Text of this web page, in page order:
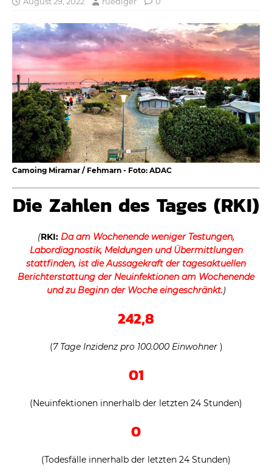
Camoing Miramar / Fehmarn - Foto: ADAC
Die Zahlen des Tages (RKI)
(RKI: Da am Wochenende weniger Testungen,
Labordiagnostik, Meldungen und Übermittlungen
stattfinden, ist die Aussagekraft der tagesaktuellen
Berichterstattung der Neuinfektionen am Wochenende
und zu Beginn der Woche eingeschränkt.)
242,8
(7 Tage Inzidenz pro 100.000 Einwohner )
01
(Neuinfektionen innerhalb der letzten 24 Stunden)
0
(Todesfälle innerhalb der letzten 24 Stunden)